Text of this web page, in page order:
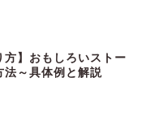
方】おもしろいストー
法～具体例と解説